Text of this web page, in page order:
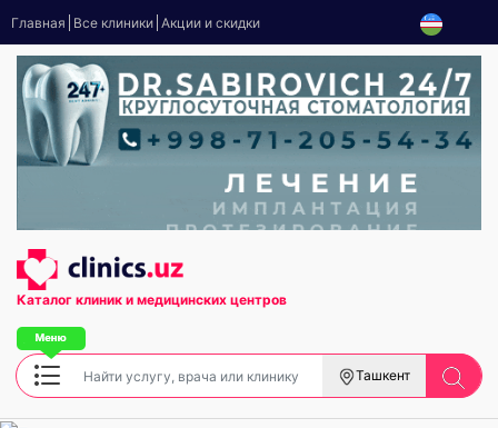
Главная Все клиники Акции и скидки
Каталог клиник и медицинских центров
Ташкент